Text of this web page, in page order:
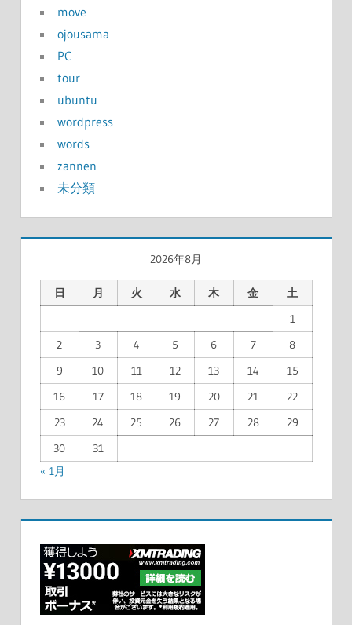
move
ojousama
PC
tour
ubuntu
wordpress
words
zannen
未分類
2026年8月
日 月 火 水 木 金
土
1
2
3 4 5 6 7
8
9
10 11 12 13 14
15
16
17 18 19 20 21
22
23
24 25 26 27 28
29
30
31
« 1月